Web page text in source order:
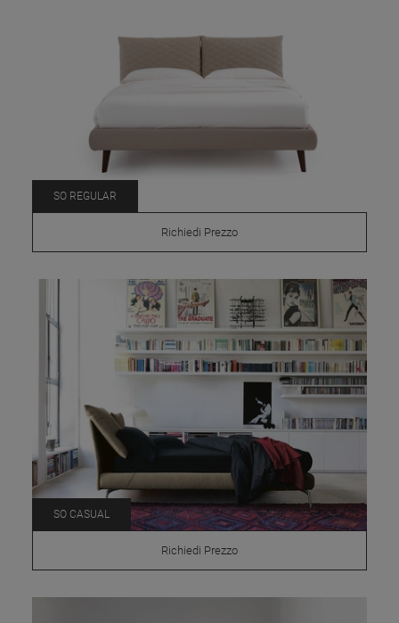
SO REGULAR
Richiedi Prezzo
SO CASUAL
Richiedi Prezzo